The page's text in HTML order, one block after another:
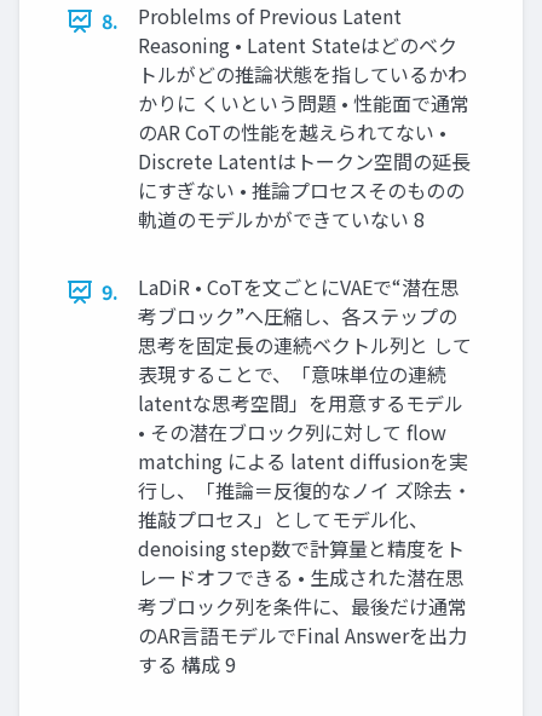
8.
Problelms of Previous Latent
Reasoning • Latent Stateはどのベク
トルがどの推論状態を指しているかわ
かりに くいという問題 • 性能面で通常
のAR CoTの性能を越えられてない •
Discrete Latentはトークン空間の延長
にすぎない • 推論プロセスそのものの
軌道のモデルかができていない 8
9.
LaDiR • CoTを文ごとにVAEで“潜在思
考ブロック”へ圧縮し、各ステップの
思考を固定長の連続ベクトル列と して
表現することで、「意味単位の連続
latentな思考空間」を用意するモデル
• その潜在ブロック列に対して flow
matching による latent diffusionを実
行し、「推論＝反復的なノイ ズ除去・
推敲プロセス」としてモデル化、
denoising step数で計算量と精度をト
レードオフできる • 生成された潜在思
考ブロック列を条件に、最後だけ通常
のAR言語モデルでFinal Answerを出力
する 構成 9